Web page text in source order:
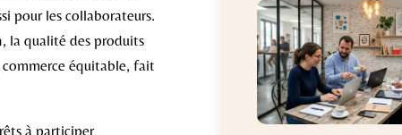
pour les collaborateurs.
la qualité des produits
commerce équitable, fait
à participer